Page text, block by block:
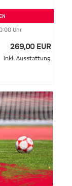
Uhr
269,00 EUR
inkl. Ausstattung